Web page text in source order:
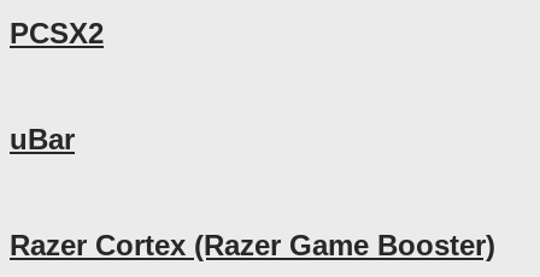
PCSX2
uBar
Razer Cortex (Razer Game Booster)